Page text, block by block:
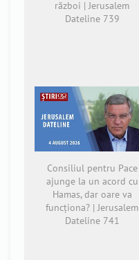
război | Jerusalem
Dateline 739
Consiliul pentru Pace
ajunge la un acord cu
Hamas, dar oare va
funcționa? | Jerusalem
Dateline 741